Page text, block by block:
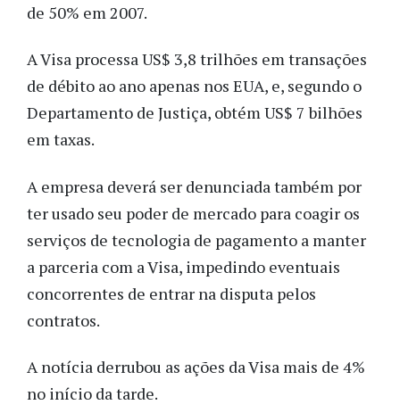
de 50% em 2007.
A Visa processa US$ 3,8 trilhões em transações
de débito ao ano apenas nos EUA, e, segundo o
Departamento de Justiça, obtém US$ 7 bilhões
em taxas.
A empresa deverá ser denunciada também por
ter usado seu poder de mercado para coagir os
serviços de tecnologia de pagamento a manter
a parceria com a Visa, impedindo eventuais
concorrentes de entrar na disputa pelos
contratos.
A notícia derrubou as ações da Visa mais de 4%
no início da tarde.